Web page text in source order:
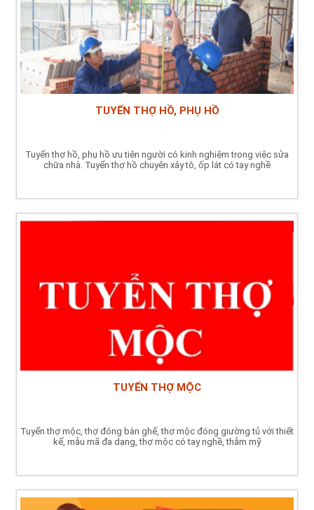
TUYỂN THỢ HỒ, PHỤ HỒ
Tuyển thợ hồ, phụ hồ ưu tiên người có kinh nghiệm trong việc sửa
chữa nhà. Tuyển thợ hồ chuyên xây tô, ốp lát có tay nghề
TUYỂN THỢ MỘC
Tuyển thợ mộc, thợ đóng bàn ghế, thợ mộc đóng giường tủ với thiết
kế, mẫu mã đa dạng, thợ mộc có tay nghề, thẫm mỹ